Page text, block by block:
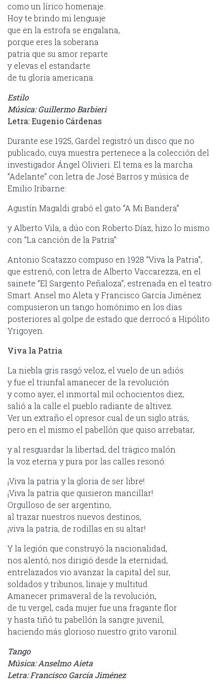
como un lírico homenaje.
Hoy te brindo mi lenguaje
que en la estrofa se engalana,
porque eres la soberana
patria que su amor reparte
y elevas el estandarte
de tu gloria americana.
Estilo
Música: Guillermo Barbieri
Letra: Eugenio Cárdenas
Durante ese 1925, Gardel registró un disco que no
publicado, cuya muestra pertenece a la colección del
investigador Ángel Olivieri. El tema es la marcha
“Adelante” con letra de José Barros y música de
Emilio Iribarne:
Agustín Magaldi grabó el gato “A Mi Bandera”
y Alberto Vila, a dúo con Roberto Díaz, hizo lo mismo
con “La canción de la Patria”
Antonio Scatazzo compuso en 1928 “Viva la Patria”,
que estrenó, con letra de Alberto Vaccarezza, en el
sainete “El Sargento Peñaloza”, estrenada en el teatro
Smart. Ansel mo Aleta y Francisco García Jiménez
compusieron un tango homónimo en los días
posteriores al golpe de estado que derrocó a Hipólito
Yrigoyen.
Viva la Patria
La niebla gris rasgó veloz, el vuelo de un adiós
y fue el triunfal amanecer de la revolución
y como ayer, el inmortal mil ochocientos diez,
salió a la calle el pueblo radiante de altivez.
Ver un extraño el opresor cual de un siglo atrás,
pero en el mismo el pabellón que quiso arrebatar,
y al resguardar la libertad, del trágico malón
la voz eterna y pura por las calles resonó:
¡Viva la patria y la gloria de ser libre!
¡Viva la patria que quisieron mancillar!
Orgulloso de ser argentino,
al trazar nuestros nuevos destinos,
¡viva la patria, de rodillas en su altar!
Y la legión que construyó la nacionalidad,
nos alentó, nos dirigió desde la eternidad,
entrelazados vio avanzar la capital del sur,
soldados y tribunos, linaje y multitud.
Amanecer primaveral de la revolución,
de tu vergel, cada mujer fue una fragante flor
y hasta tiñó tu pabellón la sangre juvenil,
haciendo más glorioso nuestro grito varonil.
Tango
Música: Anselmo Aieta
Letra: Francisco García Jiménez